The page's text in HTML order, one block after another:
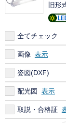
旧形
全てチェック
画像
姿図(DXF)
配光図
取説・合格証